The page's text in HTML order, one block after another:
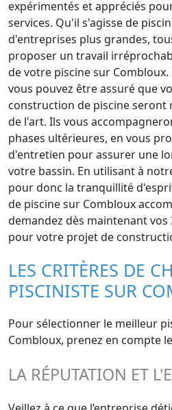
expérimentés et appréciés
services. Qu'il s'agisse de
d'entreprises plus grandes,
proposer un travail
de votre piscine sur
vous pouvez être assuré que
construction de piscine seront
de l'art. Ils vous
phases ultérieures, en vous
d'entretien pour assurer une
votre bassin. En utilisant à
pour donc la tranquillité
de piscine sur Combloux
demandez dès maintenant
pour votre projet de
LES CRITÈRES DE
PISCINISTE SUR
Pour sélectionner le meilleur
Combloux, prenez en compte
LA RÉPUTATION ET